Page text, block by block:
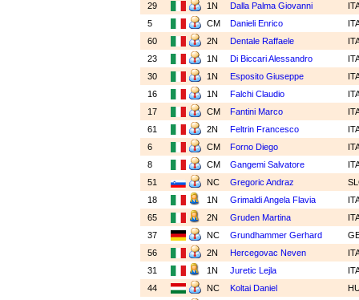
29
1N Dalla Palma Giovanni
5
CM Danieli Enrico
60
2N Dentale Raffaele
23
1N Di Biccari Alessandro
30
1N Esposito Giuseppe
16
1N Falchi Claudio
17
CM Fantini Marco
61
2N Feltrin Francesco
6
CM Forno Diego
8
CM Gangemi Salvatore
51
NC Gregoric Andraz
18
1N Grimaldi Angela Flavia
65
2N Gruden Martina
37
NC Grundhammer Gerhard
56
2N Hercegovac Neven
31
1N Juretic Lejla
44
NC Koltai Daniel